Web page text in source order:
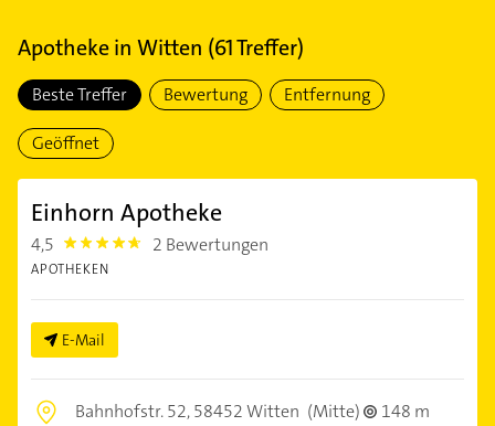
Apothekein Witten (61Treffer)
Beste Treffer Bewertung Entfernung
Geöffnet
Einhorn Apotheke
4,5 4.5 2 Bewertungen
APOTHEKEN
E-Mail
Bahnhofstr. 52,58452 Witten (Mitte)
148 m